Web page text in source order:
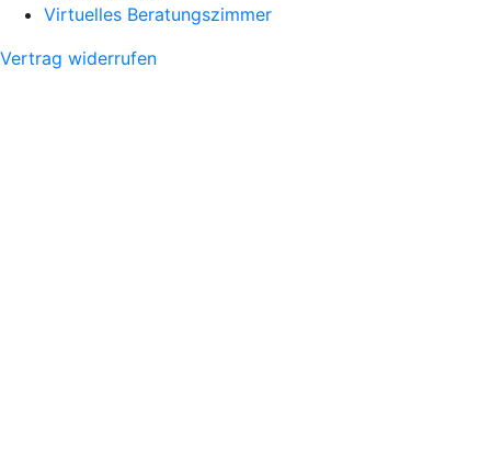
Virtuelles Beratungszimmer
Vertrag widerrufen